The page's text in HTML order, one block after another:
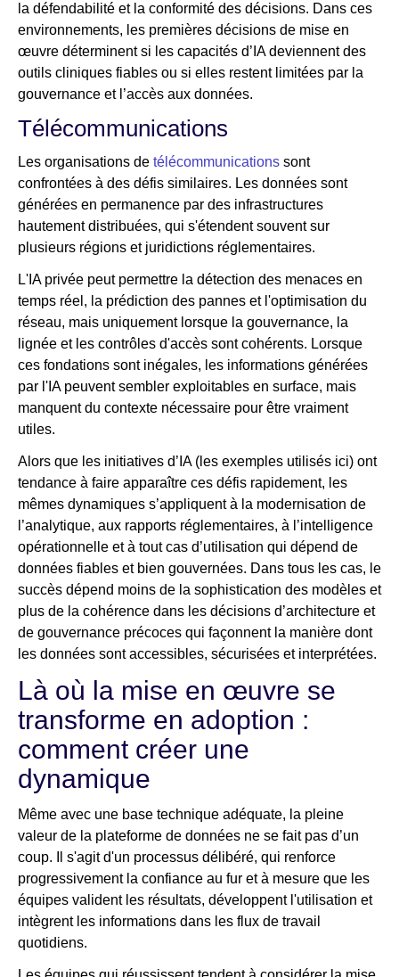
la défendabilité et la conformité des décisions. Dans ces
environnements, les premières décisions de mise en
œuvre déterminent si les capacités d’IA deviennent des
outils cliniques fiables ou si elles restent limitées par la
gouvernance et l’accès aux données.
Télécommunications
Les organisations de télécommunications sont
confrontées à des défis similaires. Les données sont
générées en permanence par des infrastructures
hautement distribuées, qui s'étendent souvent sur
plusieurs régions et juridictions réglementaires.
L'IA privée peut permettre la détection des menaces en
temps réel, la prédiction des pannes et l'optimisation du
réseau, mais uniquement lorsque la gouvernance, la
lignée et les contrôles d'accès sont cohérents. Lorsque
ces fondations sont inégales, les informations générées
par l'IA peuvent sembler exploitables en surface, mais
manquent du contexte nécessaire pour être vraiment
utiles.
Alors que les initiatives d’IA (les exemples utilisés ici) ont
tendance à faire apparaître ces défis rapidement, les
mêmes dynamiques s’appliquent à la modernisation de
l’analytique, aux rapports réglementaires, à l’intelligence
opérationnelle et à tout cas d’utilisation qui dépend de
données fiables et bien gouvernées. Dans tous les cas, le
succès dépend moins de la sophistication des modèles et
plus de la cohérence dans les décisions d’architecture et
de gouvernance précoces qui façonnent la manière dont
les données sont accessibles, sécurisées et interprétées.
Là où la mise en œuvre se
transforme en adoption :
comment créer une
dynamique
Même avec une base technique adéquate, la pleine
valeur de la plateforme de données ne se fait pas d’un
coup. Il s'agit d'un processus délibéré, qui renforce
progressivement la confiance au fur et à mesure que les
équipes valident les résultats, développent l'utilisation et
intègrent les informations dans les flux de travail
quotidiens.